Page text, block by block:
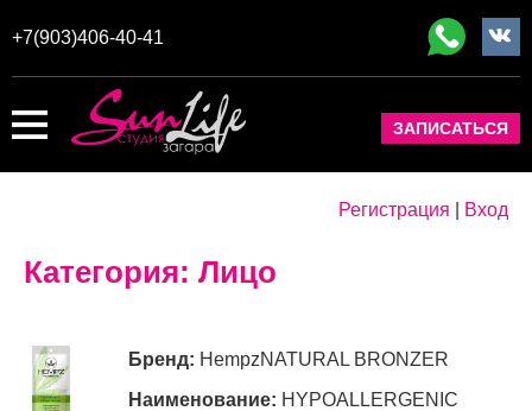
+7(903)406-40-41
ЗАПИСАТЬСЯ
Регистрация Вход
Категория: Лицо
HempzNATURAL BRONZER
HYPOALLERGENIC